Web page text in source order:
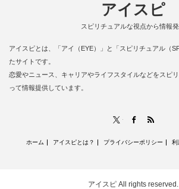
アイスピ
スピリチュアルな視点から情報
アイスピとは、「アイ（EYE）」と「スピリチュアル（
たサイトです。
恋愛やニュース、キャリアやライフスタイルなどをスピ
って情報提供しています。
X Facebook
ホーム アイスピとは？ プライバシーポリシー 利
アイスピ All rights reserved.